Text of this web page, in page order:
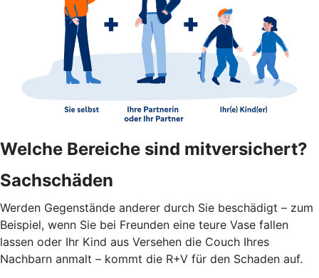
Welche Bereiche sind mitversichert?
Sachschäden
Werden Gegenstände anderer durch Sie beschädigt – zum
Beispiel, wenn Sie bei Freunden eine teure Vase fallen
lassen oder Ihr Kind aus Versehen die Couch Ihres
Nachbarn anmalt – kommt die R+V für den Schaden auf.